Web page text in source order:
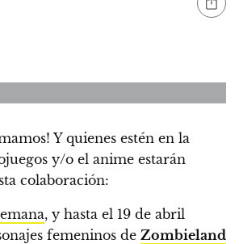
Y quienes estén en la
y/o el anime estarán
colaboración:
, y hasta el 19 de abril
femeninos de Zombieland